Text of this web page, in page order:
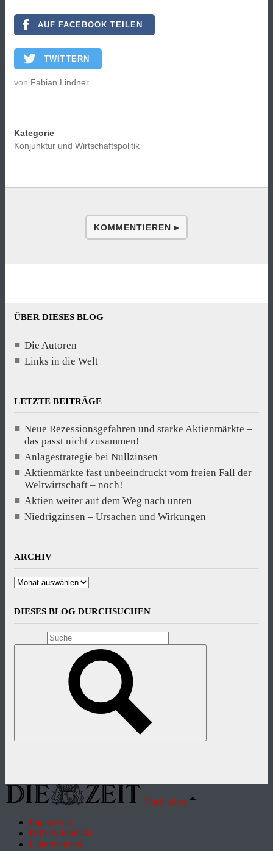
AUF FACEBOOK TEILEN
TWITTERN
von Fabian Lindner
Kategorie
Konjunktur und Wirtschaftspolitik
KOMMENTIEREN ▸
ÜBER DIESES BLOG
Die Autoren
Links in die Welt
LETZTE BEITRÄGE
Neue Rezessionsgefahren und starke Aktienmärkte –
das passt nicht zusammen!
Anlagestrategie bei Nullzinsen
Aktienmärkte fast unbeeindruckt vom freien Fall der
Weltwirtschaft – noch!
Aktien weiter auf dem Weg nach unten
Niedrigzinsen – Ursachen und Wirkungen
ARCHIV
Archiv
DIESES BLOG DURCHSUCHEN
Nach oben
Impressum
Hilfe & Kontakt
Unternehmen